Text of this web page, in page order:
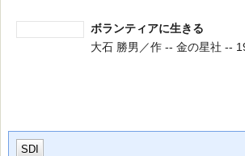
ボランティアに生きる
大石 勝男／作 -- 金の星社 --
SDI